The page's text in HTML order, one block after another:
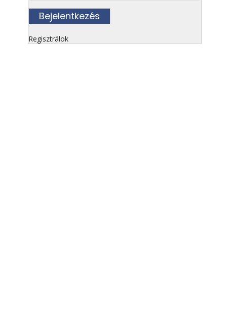
Regisztrálok